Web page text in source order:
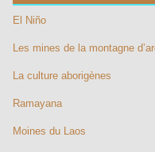
El Niño
Les mines de la montagne
La culture aborigènes
Ramayana
Moines du Laos